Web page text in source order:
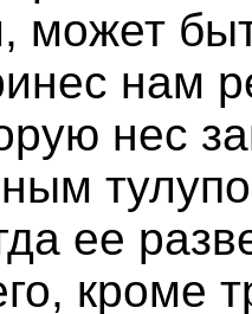
может
нам
нес
ее
кроме